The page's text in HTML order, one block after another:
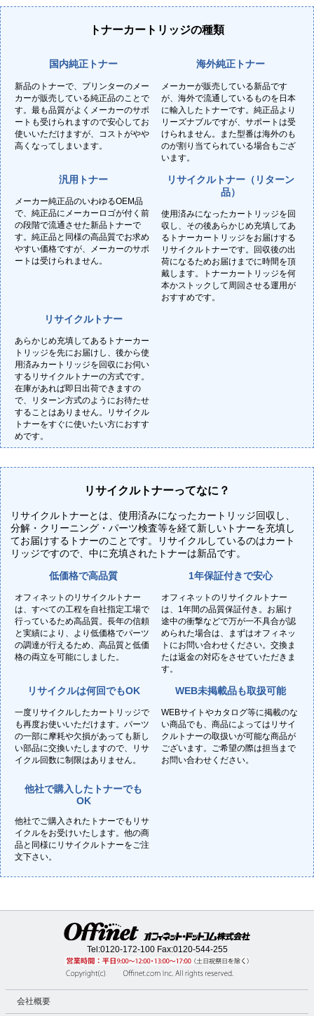
トナーカートリッジの種類
国内純正トナー
新品のトナーで、プリンターのメー
カーが販売している純正品のことで
す。最も品質がよくメーカーのサポ
ートも受けられますので安心してお
使いいただけますが、コストがやや
高くなってしまいます。
海外純正トナー
メーカーが販売している新品です
が、海外で流通しているものを日本
に輸入したトナーです。純正品より
リーズナブルですが、サポートは受
けられません。また型番は海外のも
のが割り当てられている場合もござ
います。
汎用トナー
メーカー純正品のいわゆるOEM品
で、純正品にメーカーロゴが付く前
の段階で流通させた新品トナーで
す。純正品と同様の高品質でお求め
やすい価格ですが、メーカーのサポ
ートは受けられません。
リサイクルトナー（リターン
品）
使用済みになったカートリッジを回
収し、その後あらかじめ充填してあ
るトナーカートリッジをお届けする
リサイクルトナーです。回収後の出
荷になるためお届けまでに時間を頂
戴します。トナーカートリッジを何
本かストックして周回させる運用が
おすすめです。
リサイクルトナー
あらかじめ充填してあるトナーカー
トリッジを先にお届けし、後から使
用済みカートリッジを回収にお伺い
するリサイクルトナーの方式です。
在庫があれば即日出荷できますの
で、リターン方式のようにお待たせ
することはありません。リサイクル
トナーをすぐに使いたい方におすす
めです。
リサイクルトナーってなに？
リサイクルトナーとは、使用済みになったカートリッジ回収し、
分解・クリーニング・パーツ検査等を経て新しいトナーを充填し
てお届けするトナーのことです。リサイクルしているのはカート
リッジですので、中に充填されたトナーは新品です。
低価格で高品質
オフィネットのリサイクルトナー
は、すべての工程を自社指定工場で
行っているため高品質。長年の信頼
と実績により、より低価格でパーツ
の調達が行えるため、高品質と低価
格の両立を可能にしました。
1年保証付きで安心
オフィネットのリサイクルトナー
は、1年間の品質保証付き。お届け
途中の衝撃などで万が一不具合が認
められた場合は、まずはオフィネッ
トにお問い合わせください。交換ま
たは返金の対応をさせていただきま
す。
リサイクルは何回でもOK
一度リサイクルしたカートリッジで
も再度お使いいただけます。パーツ
の一部に摩耗や欠損があっても新し
い部品に交換いたしますので、リサ
イクル回数に制限はありません。
WEB未掲載品も取扱可能
WEBサイトやカタログ等に掲載のな
い商品でも、商品によってはリサイ
クルトナーの取扱いが可能な商品が
ございます。ご希望の際は担当まで
お問い合わせください。
他社で購入したトナーでも
OK
他社でご購入されたトナーでもリサ
イクルをお受けいたします。他の商
品と同様にリサイクルトナーをご注
文下さい。
Tel:0120-172-100Fax:0120-544-255
会社概要